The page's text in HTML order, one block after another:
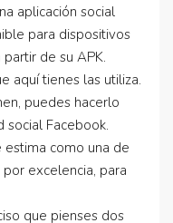
aplicación social
para dispositivos
de su APK.
aquí tienes las utiliza.
puedes hacerlo
Facebook.
como una de
excelencia, para
que pienses dos